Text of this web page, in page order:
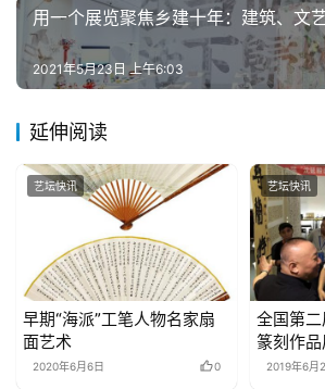
用一个展览聚焦乡建十年：建筑、文
2021年5月23日 上午6:03
延伸阅读
艺坛快讯
早期“海派”工笔人物名家扇
面艺术
2020年6月6日 0
艺坛快讯
全国第二
篆刻作
2019年6月